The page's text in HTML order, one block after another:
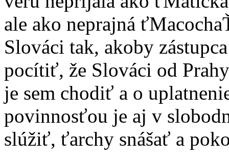
ale ako neprajná
Slováci tak, akoby
pocítiť, že Slováci od
je sem chodiť a o
povinnosťou je aj v
slúžiť, ťarchy snášať a